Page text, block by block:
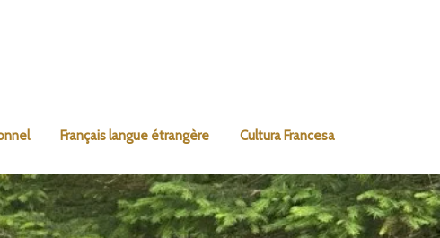
Français langue étrangère Cultura Francesa